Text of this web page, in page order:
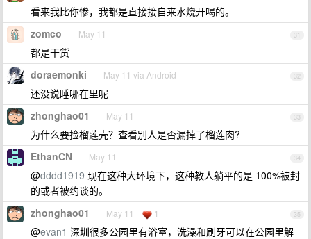
看来我比你惨，我都是直接接自来水烧开喝的。
31
zomco May 11
都是干货
32
doraemonki May 11 via Android
还没说睡哪在里呢
33
zhonghao01 May 11
为什么要捡榴莲壳？查看别人是否漏掉了榴莲肉?
34
EthanCN May 11
@dddd1919 现在这种大环境下，这种教人躺平的是 100%被封
的或者被约谈的。
35
zhonghao01 May 11 1
@evan1 深圳很多公园里有浴室，洗澡和刷牙可以在公园里解